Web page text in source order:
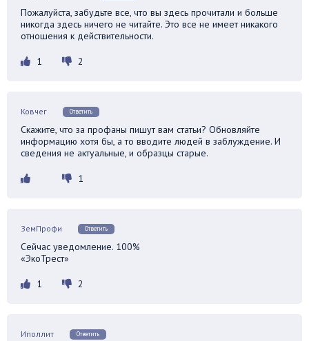
Пожалуйста, забудьте все, что вы здесь прочитали и больше
никогда здесь ничего не читайте. Это все не имеет никакого
отношения к действительности.
1 2
Ковчег Ответить
Скажите, что за профаны пишут вам статьи? Обновляйте
информацию хотя бы, а то вводите людей в заблуждение. И
сведения не актуальные, и образцы старые.
1
ЗемПрофи Ответить
Сейчас уведомление. 100%
«ЭкоТрест»
1 2
Иполлит Ответить